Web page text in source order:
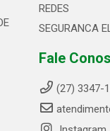
REDES
SEGURANCA
Fale
(27) 3347-